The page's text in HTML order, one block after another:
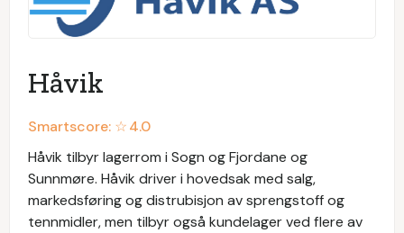
Håvik
Smartscore: ☆4.0
Håvik tilbyr lagerrom i Sogn og Fjordane og
Sunnmøre. Håvik driver i hovedsak med salg,
markedsføring og distrubisjon av sprengstoff og
tennmidler, men tilbyr også kundelager ved flere av